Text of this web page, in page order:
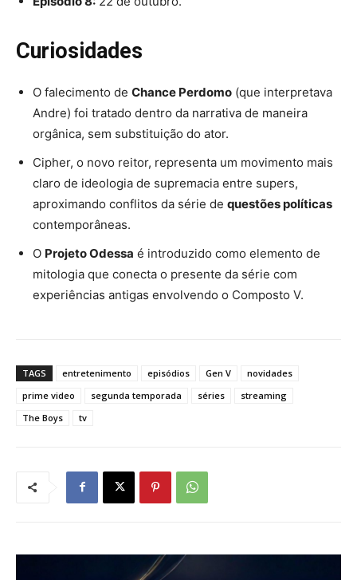
Curiosidades
O falecimento de Chance Perdomo (que interpretava
Andre) foi tratado dentro da narrativa de maneira
orgânica, sem substituição do ator.
Cipher, o novo reitor, representa um movimento mais
claro de ideologia de supremacia entre supers,
aproximando conflitos da série de questões políticas
contemporâneas.
O Projeto Odessa é introduzido como elemento de
mitologia que conecta o presente da série com
experiências antigas envolvendo o Composto V.
TAGS entretenimento episódios Gen V
novidades
prime video
segunda temporada séries
streaming
The Boys
tv